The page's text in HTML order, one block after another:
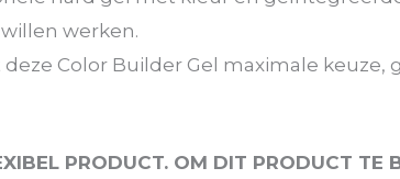
werken.
Color Builder Gel maximale
PRODUCT. OM DIT PRODUCT TE